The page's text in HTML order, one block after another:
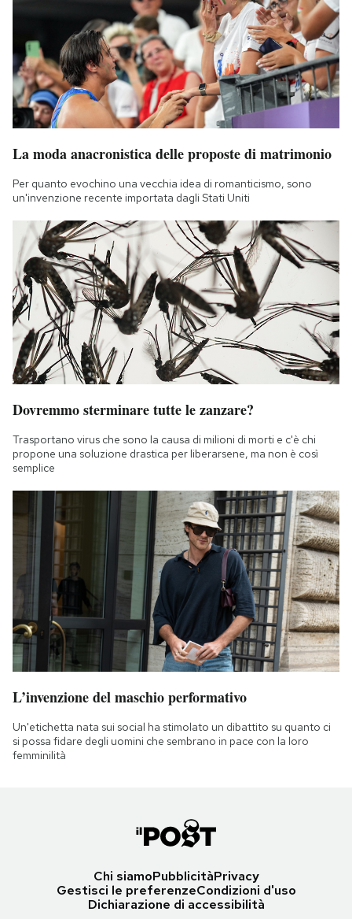
La moda anacronistica delle proposte di matrimonio
Per quanto evochino una vecchia idea di romanticismo, sono
un'invenzione recente importata dagli Stati Uniti
Dovremmo sterminare tutte le zanzare?
Trasportano virus che sono la causa di milioni di morti e c'è chi
propone una soluzione drastica per liberarsene, ma non è così
semplice
L’invenzione del maschio performativo
Un'etichetta nata sui social ha stimolato un dibattito su quanto ci
si possa fidare degli uomini che sembrano in pace con la loro
femminilità
Chi siamoPubblicitàPrivacy
Gestisci le preferenzeCondizioni d'uso
Dichiarazione di accessibilità